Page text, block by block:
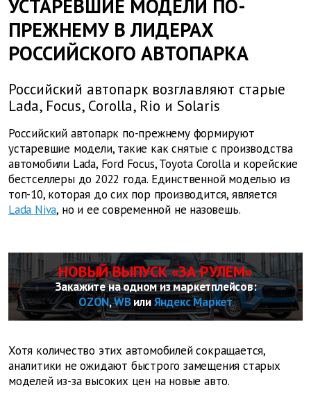
УСТАРЕВШИЕ МОДЕЛИ ПО-
ПРЕЖНЕМУ В ЛИДЕРАХ
РОССИЙСКОГО АВТОПАРКА
Российский автопарк возглавляют старые
Lada, Focus, Corolla, Rio и Solaris
Российский автопарк по-прежнему формируют
устаревшие модели, такие как снятые с производства
автомобили Lada, Ford Focus, Toyota Corolla и корейские
бестселлеры до 2022 года. Единственной моделью из
топ-10, которая до сих пор производится, является
Lada Niva, но и ее современной не назовешь.
НОВЫЙ ВЫПУСК «ЗА РУЛЕМ»
Закажите на одном из маркетплейсов:
OZON,WBилиЯндекс Маркет
Хотя количество этих автомобилей сокращается,
аналитики не ожидают быстрого замещения старых
моделей из-за высоких цен на новые авто.